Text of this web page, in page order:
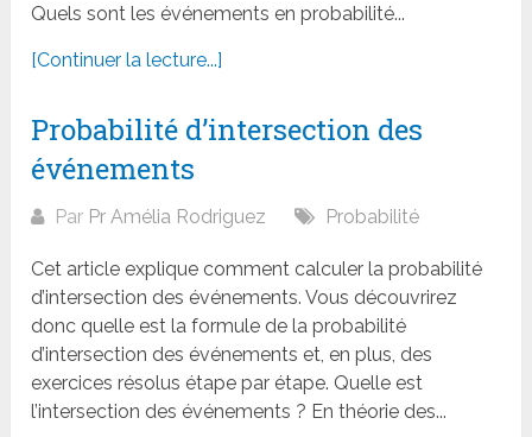
Quels sont les événements en probabilité...
[Continuer la lecture...]
Probabilité d’intersection des
événements
Par Pr Amélia Rodriguez Probabilité
Cet article explique comment calculer la probabilité
d’intersection des événements. Vous découvrirez
donc quelle est la formule de la probabilité
d’intersection des événements et, en plus, des
exercices résolus étape par étape. Quelle est
l’intersection des événements ? En théorie des...